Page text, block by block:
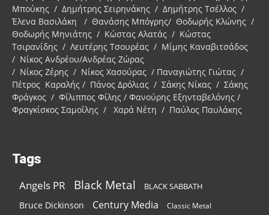
Μπούκης / Δημήτρης Σειρηνάκης / Δημήτρης Τσέλλος /
Έλενα Βασιλάκη / Θανάσης Μπόγρης/ Θοδωρής Κλώνης /
Θοδωρής Μηνιάτης / Κώστας Αλατάς / Κώστας
Τσιρανίδης / Λευτέρης Τσουρέας / Μίμης Καναβιτσάδος
/ Νίκος Ανδρέου/Ανδρέας Ζώρας
/ Νίκος Ζέρης / Νίκος Χασούρας / Παναγιώτης Γιώτας /
Πέτρος Καραλής / Πάνος Δρόλιας / Σάκης Νίκας / Σάκης
Φράγκος / Φίλιππος Φίλης / Φανούρης Εξηνταβελόνης /
Φραγκίσκος Σαμοΐλης / Χαρά Νέτη / Παύλος Παυλάκης
Tags
Angels PR Black Metal BLACK SABBATH
Bruce Dickinson Century Media Classic Metal